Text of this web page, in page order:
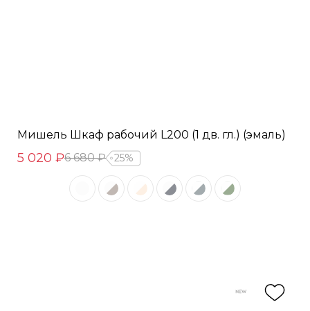
Мишель Шкаф рабочий L200 (1 дв. гл.) (эмаль)
5 020 ₽6 680 ₽ 25%